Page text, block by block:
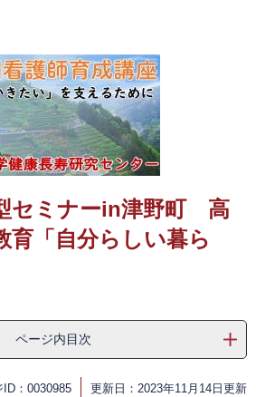
セミナーin津野町 高
育「自分らしい暮ら
ページ内目次
ID：0030985 更新日：2023年11月14日更新